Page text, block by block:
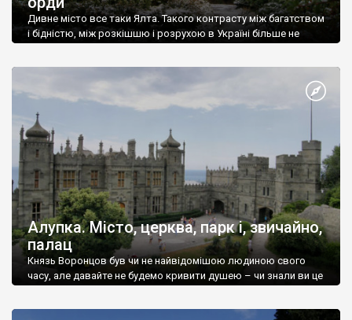
Дивне місто все таки Ялта. Такого контрасту між багатством
і бідністю, між розкішшю і розрухою в Україні більше не
Алупка. Місто, церква, парк і, звичайно,
палац
Князь Воронцов був чи не найвідомішою людиною свого
часу, але давайте не будемо кривити душею – чи знали ви це